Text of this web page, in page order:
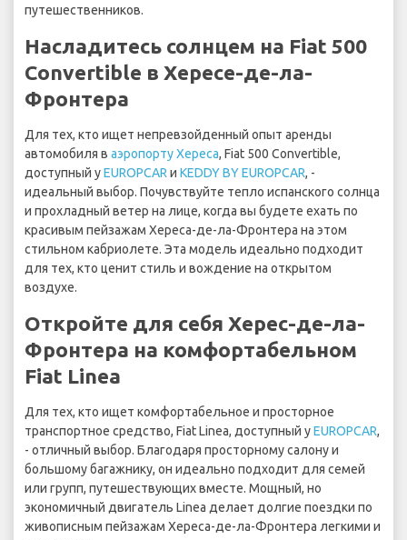
путешественников.
Насладитесь солнцем на Fiat 500
Convertible в Хересе-де-ла-
Фронтера
Для тех, кто ищет непревзойденный опыт аренды
автомобиля в аэропорту Хереса, Fiat 500 Convertible,
доступный уEUROPCAR и KEDDY BY EUROPCAR, -
идеальный выбор. Почувствуйте тепло испанского солнца
и прохладный ветер на лице, когда вы будете ехать по
красивым пейзажам Хереса-де-ла-Фронтера на этом
стильном кабриолете. Эта модель идеально подходит
для тех, кто ценит стиль и вождение на открытом
воздухе.
Откройте для себя Херес-де-ла-
Фронтера на комфортабельном
Fiat Linea
Для тех, кто ищет комфортабельное и просторное
транспортное средство, Fiat Linea, доступный уEUROPCAR,
- отличный выбор. Благодаря просторному салону и
большому багажнику, он идеально подходит для семей
или групп, путешествующих вместе. Мощный, но
экономичный двигатель Linea делает долгие поездки по
живописным пейзажам Хереса-де-ла-Фронтера легкими и